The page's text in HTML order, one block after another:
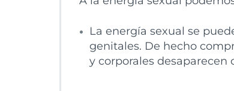
La energía sexual se
genitales. De hecho
y corporales